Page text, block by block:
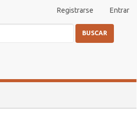
Registrarse Entrar
BUSCAR